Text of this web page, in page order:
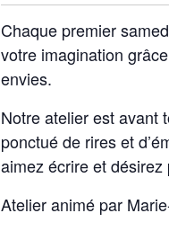
Chaque premier
votre imagination
envies.
Notre atelier est avant
ponctué de rires et
aimez écrire et
Atelier animé par